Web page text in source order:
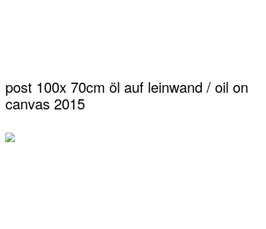
post 100x 70cm öl auf leinwand / oil on
canvas 2015